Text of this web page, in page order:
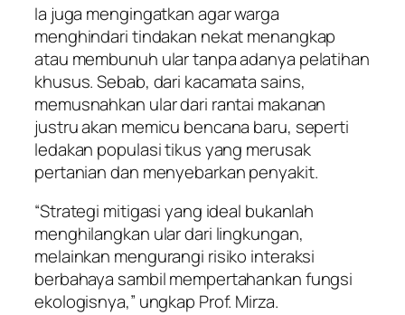
Ia juga mengingatkan agar warga
menghindari tindakan nekat menangkap
atau membunuh ular tanpa adanya pelatihan
khusus. Sebab, dari kacamata sains,
memusnahkan ular dari rantai makanan
justru akan memicu bencana baru, seperti
ledakan populasi tikus yang merusak
pertanian dan menyebarkan penyakit.
“Strategi mitigasi yang ideal bukanlah
menghilangkan ular dari lingkungan,
melainkan mengurangi risiko interaksi
berbahaya sambil mempertahankan fungsi
ekologisnya,” ungkap Prof. Mirza.